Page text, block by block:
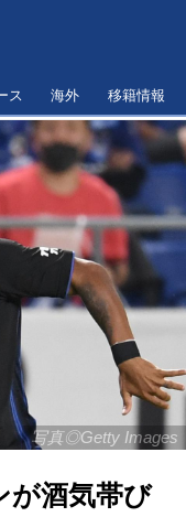
ス 海外 移籍情報
写真◎Getty Images
が酒気帯び